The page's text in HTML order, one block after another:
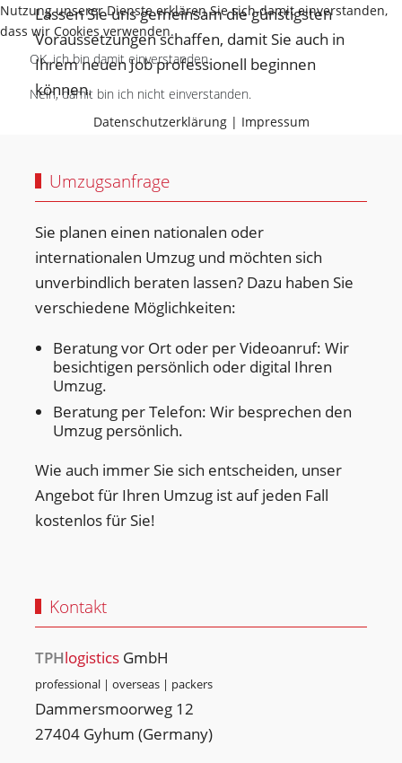
Lassen Sie uns gemeinsam die günstigsten
Voraussetzungen schaffen, damit Sie auch in
Ihrem neuen Job professionell beginnen
können.
Umzugsanfrage
Sie planen einen nationalen oder
internationalen Umzug und möchten sich
unverbindlich beraten lassen? Dazu haben Sie
verschiedene Möglichkeiten:
Beratung vor Ort oder per Videoanruf: Wir
besichtigen persönlich oder digital Ihren
Umzug.
Beratung per Telefon: Wir besprechen den
Umzug persönlich.
Wie auch immer Sie sich entscheiden, unser
Angebot für Ihren Umzug ist auf jeden Fall
kostenlos für Sie!
Kontakt
TPHlogistics GmbH
professional | overseas | packers
Dammersmoorweg 12
27404 Gyhum (Germany)
Nutzung unserer Dienste erklären Sie sich damit einverstanden,
dass wir Cookies verwenden.
OK, ich bin damit einverstanden.
Nein, damit bin ich nicht einverstanden.
Datenschutzerklärung| Impressum